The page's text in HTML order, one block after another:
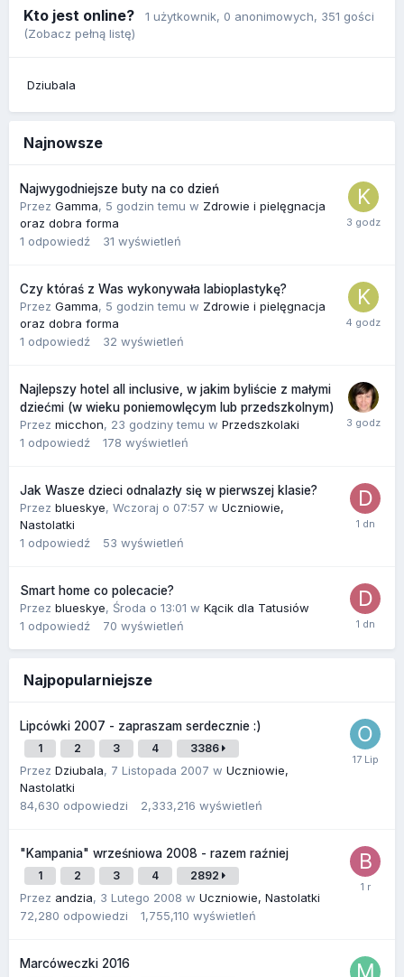
Kto jest online? 1 użytkownik, 0 anonimowych, 351 gości
(Zobacz pełną listę)
Dziubala
Najnowsze
Najwygodniejsze buty na co dzień
Przez Gamma, 5 godzin temu w Zdrowie i pielęgnacja
oraz dobra forma
1 odpowiedź 31 wyświetleń
Czy któraś z Was wykonywała labioplastykę?
Przez Gamma, 5 godzin temu w Zdrowie i pielęgnacja
oraz dobra forma
1 odpowiedź 32 wyświetleń
Najlepszy hotel all inclusive, w jakim byliście z małymi
dziećmi (w wieku poniemowlęcym lub przedszkolnym)
Przez micchon, 23 godziny temu w Przedszkolaki
1 odpowiedź 178 wyświetleń
Jak Wasze dzieci odnalazły się w pierwszej klasie?
Przez blueskye, Wczoraj o 07:57 w Uczniowie,
Nastolatki
1 odpowiedź 53 wyświetleń
Smart home co polecacie?
Przez blueskye, Środa o 13:01 w Kącik dla Tatusiów
1 odpowiedź 70 wyświetleń
Najpopularniejsze
Lipcówki 2007 - zapraszam serdecznie :)
1 2 3 4 3386
Przez Dziubala, 7 Listopada 2007 w Uczniowie,
Nastolatki
84,630 odpowiedzi 2,333,216 wyświetleń
"Kampania" wrześniowa 2008 - razem raźniej
1 2 3 4 2892
Przez andzia, 3 Lutego 2008 w Uczniowie, Nastolatki
72,280 odpowiedzi 1,755,110 wyświetleń
Marcóweczki 2016